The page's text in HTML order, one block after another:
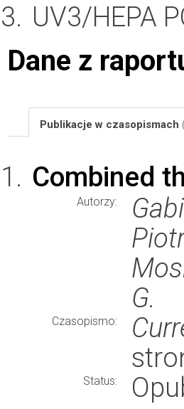
UV3/HEPA
Dane z
Publikacje w czasopismach
Combined
Autorzy:
G.
Czasopismo:
Status: